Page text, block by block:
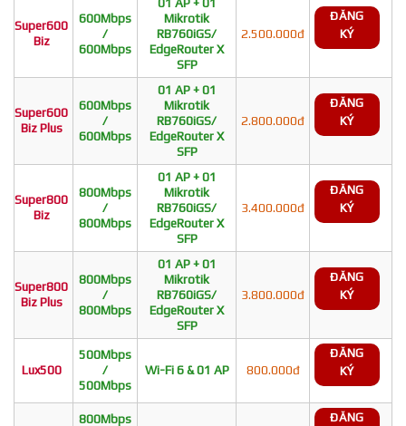
Super600
Biz
600Mbps
/
600Mbps
Mikrotik
RB760iGS/
EdgeRouter X
SFP
2.500.000đ
ĐĂNG
KÝ
Super600
Biz Plus
600Mbps
/
600Mbps
01 AP + 01
Mikrotik
RB760iGS/
EdgeRouter X
SFP
2.800.000đ
ĐĂNG
KÝ
Super800
Biz
800Mbps
/
800Mbps
01 AP + 01
Mikrotik
RB760iGS/
EdgeRouter X
SFP
3.400.000đ
ĐĂNG
KÝ
Super800
Biz Plus
800Mbps
/
800Mbps
01 AP + 01
Mikrotik
RB760iGS/
EdgeRouter X
SFP
3.800.000đ
ĐĂNG
KÝ
Lux500
500Mbps
/
500Mbps
Wi-Fi 6 & 01 AP 800.000đ
ĐĂNG
KÝ
800Mbps
ĐĂNG